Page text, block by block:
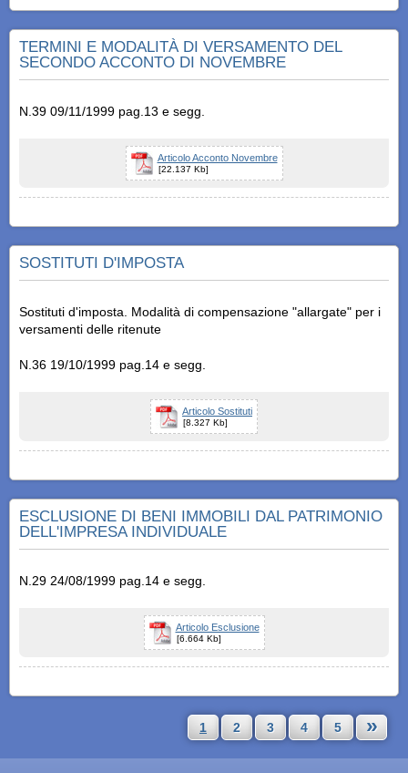
TERMINI E MODALITÀ DI VERSAMENTO DEL
SECONDO ACCONTO DI NOVEMBRE
N.39 09/11/1999 pag.13 e segg.
Articolo Acconto Novembre
[22.137 Kb]
SOSTITUTI D'IMPOSTA
Sostituti d'imposta. Modalità di compensazione "allargate" per i
versamenti delle ritenute
N.36 19/10/1999 pag.14 e segg.
Articolo Sostituti
[8.327 Kb]
ESCLUSIONE DI BENI IMMOBILI DAL PATRIMONIO
DELL'IMPRESA INDIVIDUALE
N.29 24/08/1999 pag.14 e segg.
Articolo Esclusione
[6.664 Kb]
1 2 3 4 5 »